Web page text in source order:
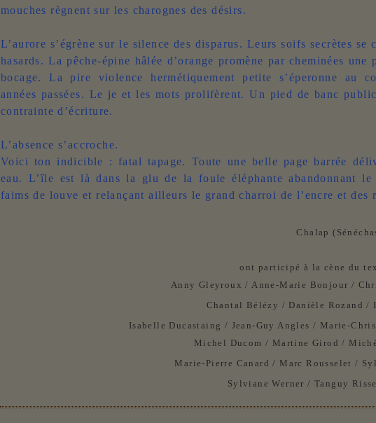
mouches règnent sur les charognes des désirs.
L’aurore s’égrène sur le silence des disparus. Leurs soifs secrètes se
hasards. La pêche-épine hâlée d’orange promène par cheminées une
bocage. La pire violence hermétiquement petite s’éperonne au
années passées. Le je et les mots prolifèrent. Un pied de banc
contrainte d’écriture.
L’absence s’accroche.
Voici ton indicible : fatal tapage. Toute une belle page barrée
eau. L’île est là dans la glu de la foule éléphante abandonnant le
faims de louve et relançant ailleurs le grand charroi de l’encre et des
Chalap
ont participé à la cène du
Anny Gleyroux / Anne-Marie Bonjour /
Chantal Bélézy / Danièle Rozand /
Isabelle Ducastaing / Jean-Guy Angles / Marie-
Michel Ducom / Martine Girod /
Marie-Pierre Canard / Marc Rousselet /
Sylviane Werner / Tanguy